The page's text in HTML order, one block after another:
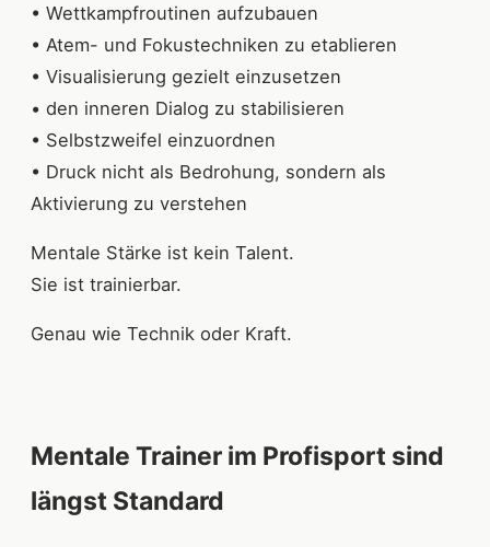
• Wettkampfroutinen aufzubauen
• Atem- und Fokustechniken zu etablieren
• Visualisierung gezielt einzusetzen
• den inneren Dialog zu stabilisieren
• Selbstzweifel einzuordnen
• Druck nicht als Bedrohung, sondern als
Aktivierung zu verstehen
Mentale Stärke ist kein Talent.
Sie ist trainierbar.
Genau wie Technik oder Kraft.
Mentale Trainer im Profisport sind
längst Standard